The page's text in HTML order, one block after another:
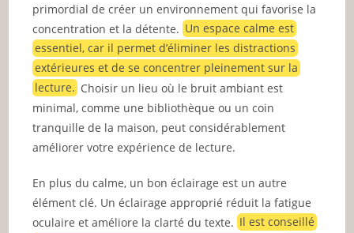
primordial de créer un environnement qui favorise la
concentration et la détente.Un espace calme est
essentiel, car il permet d’éliminer les distractions
extérieures et de se concentrer pleinement sur la
lecture. Choisir un lieu où le bruit ambiant est
minimal, comme une bibliothèque ou un coin
tranquille de la maison, peut considérablement
améliorer votre expérience de lecture.
En plus du calme, un bon éclairage est un autre
élément clé. Un éclairage approprié réduit la fatigue
oculaire et améliore la clarté du texte.Il est conseillé